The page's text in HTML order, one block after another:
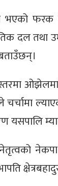
भएको
दल तथा
चर्चामा
यसपालि